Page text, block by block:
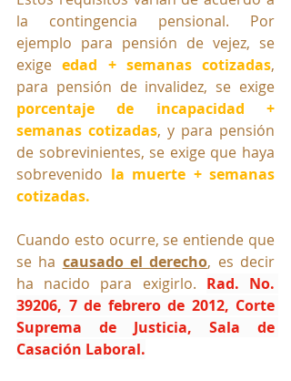
la contingencia pensional. Por
ejemplo para pensión de vejez, se
exige edad + semanas cotizadas,
porcentaje de incapacidad +
semanas cotizadas, y para pensión
de sobrevinientes, se exige que haya
sobrevenido la muerte + semanas
cotizadas.
Cuando esto ocurre, se entiende que
se ha causado el derecho, es decir
ha nacido para exigirlo. Rad. No.
39206, 7 de febrero de 2012, Corte
Suprema de Justicia, Sala de
Casación Laboral.